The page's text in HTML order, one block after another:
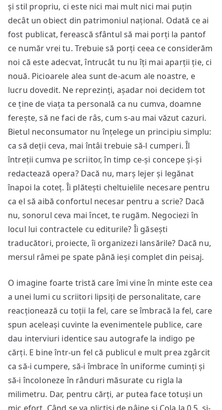
și stil propriu, ci este nici mai mult nici mai puțin
decât un obiect din patrimoniul național. Odată ce ai
fost publicat, ferească sfântul să mai porți la pantof
ce număr vrei tu. Trebuie să porți ceea ce considerăm
noi că este adecvat, întrucât tu nu îți mai aparții ție, ci
nouă. Picioarele alea sunt de-acum ale noastre, e
lucru dovedit. Ne reprezinți, așadar noi decidem tot
ce ține de viața ta personală ca nu cumva, doamne
ferește, să ne faci de râs, cum s-au mai văzut cazuri.
Bietul neconsumator nu înțelege un principiu simplu:
ca să deții ceva, mai întâi trebuie să-l cumperi. Îl
întreții cumva pe scriitor, în timp ce-și concepe și-și
redactează opera? Dacă nu, marș lejer și legănat
înapoi la coteț. Îi plătești cheltuielile necesare pentru
ca el să aibă confortul necesar pentru a scrie? Dacă
nu, sonorul ceva mai încet, te rugăm. Negociezi în
locul lui contractele cu editurile? Îi găsești
traducători, proiecte, îi organizezi lansările? Dacă nu,
mersul râmei pe spate până ieși complet din peisaj.
O imagine foarte tristă care îmi vine în minte este cea
a unei lumi cu scriitori lipsiți de personalitate, care
reacționează cu toții la fel, care se îmbracă la fel, care
spun aceleași cuvinte la evenimentele publice, care
dau interviuri identice sau autografe la indigo pe
cărți. E bine într-un fel că publicul e mult prea zgârcit
ca să-i cumpere, să-i îmbrace în uniforme cuminți și
să-i încoloneze în rânduri măsurate cu rigla la
milimetru. Dar, pentru cărți, ar putea face totuși un